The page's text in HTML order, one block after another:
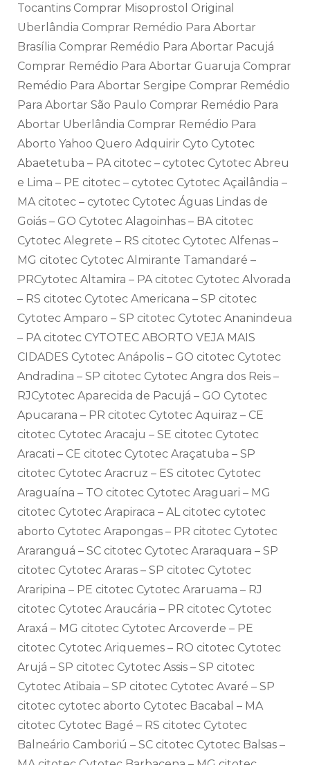
Tocantins Comprar Misoprostol Original
Uberlândia Comprar Remédio Para Abortar
Brasília Comprar Remédio Para Abortar Pacujá
Comprar Remédio Para Abortar Guaruja Comprar
Remédio Para Abortar Sergipe Comprar Remédio
Para Abortar São Paulo Comprar Remédio Para
Abortar Uberlândia Comprar Remédio Para
Aborto Yahoo Quero Adquirir Cyto Cytotec
Abaetetuba – PA citotec – cytotec Cytotec Abreu
e Lima – PE citotec – cytotec Cytotec Açailândia –
MA citotec – cytotec Cytotec Águas Lindas de
Goiás – GO Cytotec Alagoinhas – BA citotec
Cytotec Alegrete – RS citotec Cytotec Alfenas –
MG citotec Cytotec Almirante Tamandaré –
PRCytotec Altamira – PA citotec Cytotec Alvorada
– RS citotec Cytotec Americana – SP citotec
Cytotec Amparo – SP citotec Cytotec Ananindeua
– PA citotec CYTOTEC ABORTO VEJA MAIS
CIDADES Cytotec Anápolis – GO citotec Cytotec
Andradina – SP citotec Cytotec Angra dos Reis –
RJCytotec Aparecida de Pacujá – GO Cytotec
Apucarana – PR citotec Cytotec Aquiraz – CE
citotec Cytotec Aracaju – SE citotec Cytotec
Aracati – CE citotec Cytotec Araçatuba – SP
citotec Cytotec Aracruz – ES citotec Cytotec
Araguaína – TO citotec Cytotec Araguari – MG
citotec Cytotec Arapiraca – AL citotec cytotec
aborto Cytotec Arapongas – PR citotec Cytotec
Araranguá – SC citotec Cytotec Araraquara – SP
citotec Cytotec Araras – SP citotec Cytotec
Araripina – PE citotec Cytotec Araruama – RJ
citotec Cytotec Araucária – PR citotec Cytotec
Araxá – MG citotec Cytotec Arcoverde – PE
citotec Cytotec Ariquemes – RO citotec Cytotec
Arujá – SP citotec Cytotec Assis – SP citotec
Cytotec Atibaia – SP citotec Cytotec Avaré – SP
citotec cytotec aborto Cytotec Bacabal – MA
citotec Cytotec Bagé – RS citotec Cytotec
Balneário Camboriú – SC citotec Cytotec Balsas –